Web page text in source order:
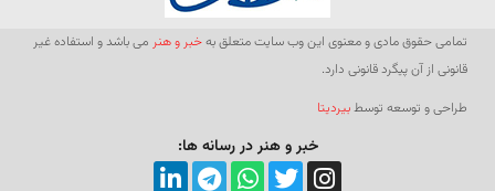
تمامی حقوق مادی و معنوی این وب سایت متعلق بهخبر و هنر می باشد و استفاده غیر
قانونی از آن پیگرد قانونی دارد.
طراحی و توسعه توسطبیردیتا
خبر و هنر در رسانه ها: